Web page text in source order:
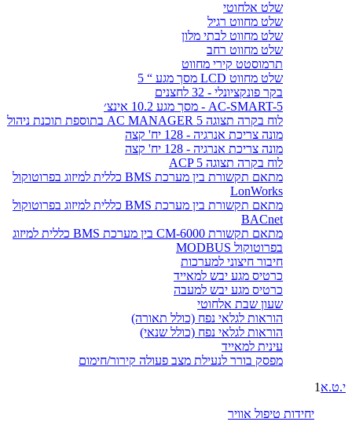
שלט אלחוטי
שלט מחווט רגיל
שלט מחווט לבתי מלון
שלט מחווט רחב
תרמוסטט קירי מחווט
שלט מחווט LCD מסך מגע “ 5
בקר פונקציונלי - 32 לחצנים
AC-SMART-5 - מסך מגע 10.2 אינצ׳
לוח בקרה תצוגה AC MANAGER 5 בתוספת תוכנת ניהול
מונה צריכת אנרגיה - 128 יח' קצה
מונה צריכת אנרגיה - 128 יח' קצה
לוח בקרה תצוגה ACP 5
מתאם תקשורת בין מערכת BMS כללית למיזוג בפרוטוקול
LonWorks
מתאם תקשורת בין מערכת BMS כללית למיזוג בפרוטוקול
BACnet
מתאם תקשורת CM-6000 בין מערכת BMS כללית למיזוג
בפרוטוקול MODBUS
חיבור חיצוני למערכות
כרטיס מגע יבש למאייד
כרטיס מגע יבש למעבה
שעון שבת אלחוטי
הוראות לגלאי נפח (כולל תאורה)
הוראות לגלאי נפח (כולל שנאי)
עינית למאייד
מפסק בורר לנעילת מצב פעולה קירור/חימום
י.ט.א 1
יחידות טיפול אוויר